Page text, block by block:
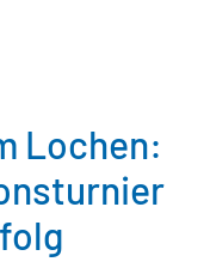
Lochen: